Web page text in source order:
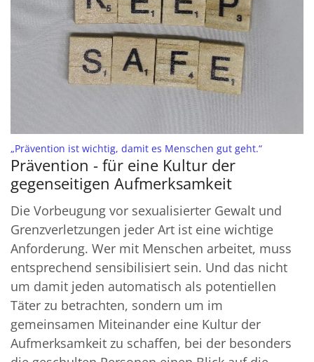
„Prävention ist wichtig, damit es Menschen gut geht.“:
Prävention - für eine Kultur der
gegenseitigen Aufmerksamkeit
Die Vorbeugung vor sexualisierter Gewalt und
Grenzverletzungen jeder Art ist eine wichtige
Anforderung. Wer mit Menschen arbeitet, muss
entsprechend sensibilisiert sein. Und das nicht
um damit jeden automatisch als potentiellen
Täter zu betrachten, sondern um im
gemeinsamen Miteinander eine Kultur der
Aufmerksamkeit zu schaffen, bei der besonders